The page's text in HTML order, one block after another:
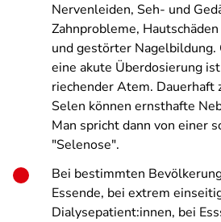
Nervenleiden, Seh- und
Zahnprobleme,
und gestörter Nagelbildung.
eine akute Überdosierung
riechender Atem. Dauerhaft
Selen können ernsthafte
Man spricht dann von einer
"Selenose".
Bei bestimmten
Essende, bei extrem
Dialysepatient:innen, bei